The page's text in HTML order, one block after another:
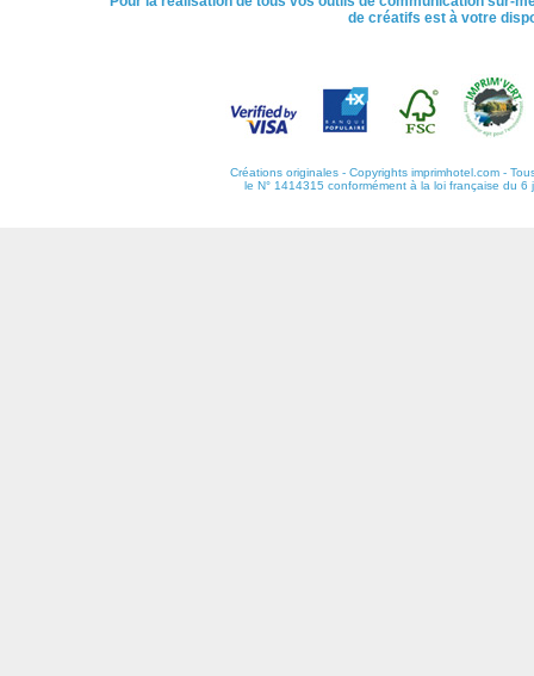
de créatifs est à votre
Créations originales - Copyrights imprimhotel.com -
le N° 1414315 conformément à la loi française du